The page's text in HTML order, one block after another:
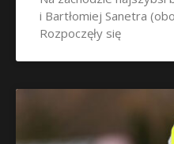
i Bartłomiej Sanetra
Rozpoczęły się